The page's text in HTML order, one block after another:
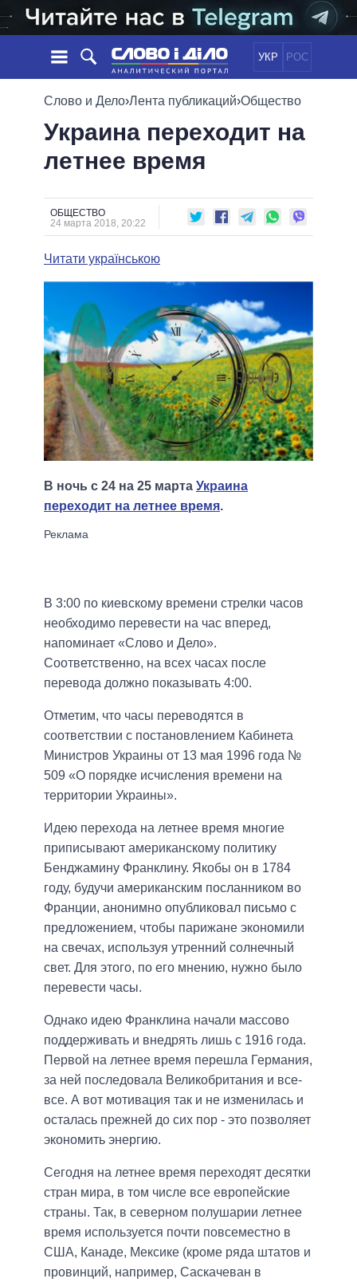
УКР РОС
НОВОСТИ
ЛЕНТА
СОБЫТИЯ
МНЕНИЯ
ОБЗОРЫ
ДАЙДЖЕСТЫ
ПОЛИТИКА
ЭКОНОМИКА
ОБЕЩАНИЯ
ПОЛИТИКИ
ВСЕ ПОЛИТИКИ
ПРЕЗИДЕНТ И ОФИС
ВЕРХОВНАЯ РАДА
ГЛАВЫ ОБЛАДМИНИСТРАЦИЙ
МЭРЫ
ВСЕ ПЕРСОНЫ
ИНФОГРАФИКА
ВИДЕО
СРАВНЕНИЕ ПОЛИТИКОВ
Слово и Дело›Лента публикаций›Общество
Украина переходит на
летнее время
ОБЩЕСТВО
24 марта 2018, 20:22
Читати українською
В ночь с 24 на 25 марта Украина
переходит на летнее время.
В 3:00 по киевскому времени стрелки часов
необходимо перевести на час вперед,
напоминает «Слово и Дело».
Соответственно, на всех часах после
перевода должно показывать 4:00.
Отметим, что часы переводятся в
соответствии с постановлением Кабинета
Министров Украины от 13 мая 1996 года №
509 «О порядке исчисления времени на
территории Украины».
Идею перехода на летнее время многие
приписывают американскому политику
Бенджамину Франклину. Якобы он в 1784
году, будучи американским посланником во
Франции, анонимно опубликовал письмо с
предложением, чтобы парижане экономили
на свечах, используя утренний солнечный
свет. Для этого, по его мнению, нужно было
перевести часы.
Однако идею Франклина начали массово
поддерживать и внедрять лишь с 1916 года.
Первой на летнее время перешла Германия,
за ней последовала Великобритания и все-
все. А вот мотивация так и не изменилась и
осталась прежней до сих пор - это позволяет
экономить энергию.
Сегодня на летнее время переходят десятки
стран мира, в том числе все европейские
страны. Так, в северном полушарии летнее
время используется почти повсеместно в
США, Канаде, Мексике (кроме ряда штатов и
провинций, например, Саскачеван в